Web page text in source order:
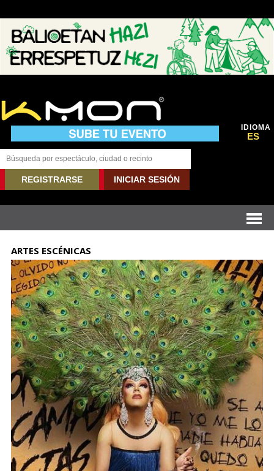
IDIOMA
ES
REGISTRARSE INICIAR SESIÓN
ARTES ESCÉNICAS